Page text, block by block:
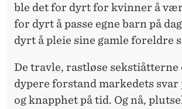
ble det for dyrt for kvinner å
for dyrt å passe egne barn på
dyrt å pleie sine gamle foreldre
De travle, rastløse
dypere forstand markedets svar
og knapphet på tid. Og nå,